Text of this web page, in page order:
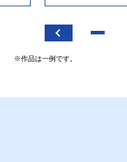
※作品は一例です。